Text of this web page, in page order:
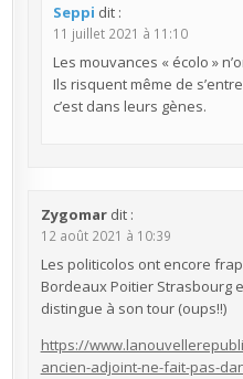
Seppi dit :
11 juillet 2021 à 11:10
Les mouvances « écolo »
Ils risquent même de
c’est dans leurs gènes.
Zygomar dit :
12 août 2021 à 10:39
Les politicolos ont encore
Bordeaux Poitier Strasbourg
distingue à son tour (oups!!)
https://
ancien-adjoint-ne-fait-pas-